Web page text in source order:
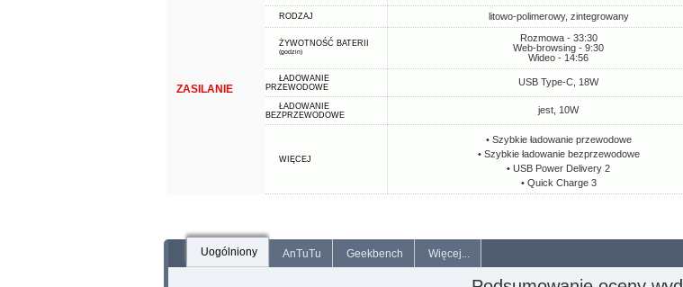
ZASILANIE
RODZAJ litowo-polimerowy, zintegrowany
ŻYWOTNOŚĆ BATERII
(godzin)
Rozmowa - 33:30
Web-browsing - 9:30
Wideo - 14:56
ŁADOWANIE
PRZEWODOWE
USB Type-C, 18W
ŁADOWANIE
BEZPRZEWODOWE
jest, 10W
WIĘCEJ
• Szybkie ładowanie przewodowe
• Szybkie ładowanie bezprzewodowe
• USB Power Delivery 2
• Quick Charge 3
Uogólniony AnTuTu Geekbench Więcej...